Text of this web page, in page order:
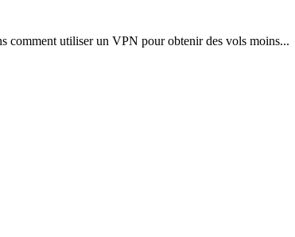
comment utiliser un VPN pour obtenir des vols moins...